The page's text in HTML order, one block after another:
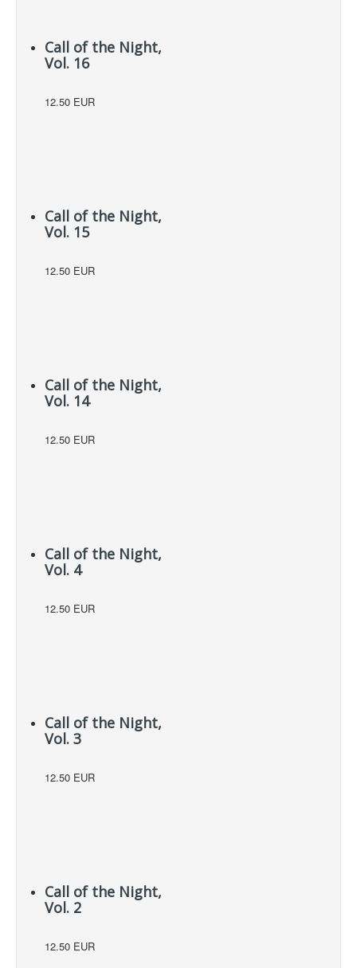
Call of the Night,
Vol. 16
12.50 EUR
Call of the Night,
Vol. 15
12.50 EUR
Call of the Night,
Vol. 14
12.50 EUR
Call of the Night,
Vol. 4
12.50 EUR
Call of the Night,
Vol. 3
12.50 EUR
Call of the Night,
Vol. 2
12.50 EUR